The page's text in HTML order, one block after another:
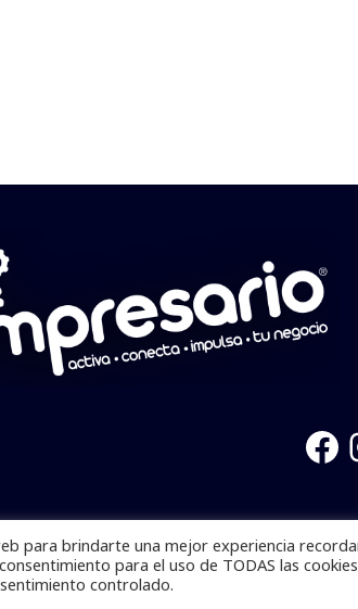
© 2025 Todos los derechos
para brindarte una mejor experiencia
para el uso de TODAS las
controlado.